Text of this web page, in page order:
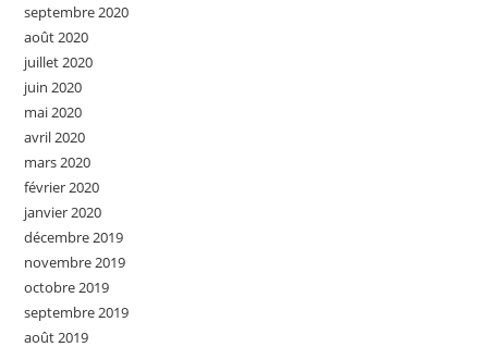
septembre 2020
août 2020
juillet 2020
juin 2020
mai 2020
avril 2020
mars 2020
février 2020
janvier 2020
décembre 2019
novembre 2019
octobre 2019
septembre 2019
août 2019